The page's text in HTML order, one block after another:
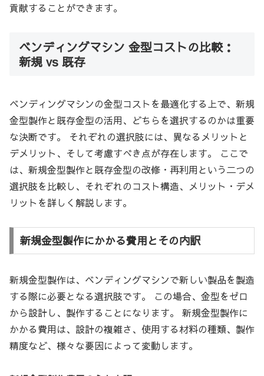
貢献することができます。
ベンディングマシン 金型コストの比較：
新規 vs 既存
ベンディングマシンの金型コストを最適化する上で、新規
金型製作と既存金型の活用、どちらを選択するのかは重要
な決断です。 それぞれの選択肢には、異なるメリットと
デメリット、そして考慮すべき点が存在します。 ここで
は、新規金型製作と既存金型の改修・再利用という二つの
選択肢を比較し、それぞれのコスト構造、メリット・デメ
リットを詳しく解説します。
新規金型製作にかかる費用とその内訳
新規金型製作は、ベンディングマシンで新しい製品を製造
する際に必要となる選択肢です。 この場合、金型をゼロ
から設計し、製作することになります。 新規金型製作に
かかる費用は、設計の複雑さ、使用する材料の種類、製作
精度など、様々な要因によって変動します。